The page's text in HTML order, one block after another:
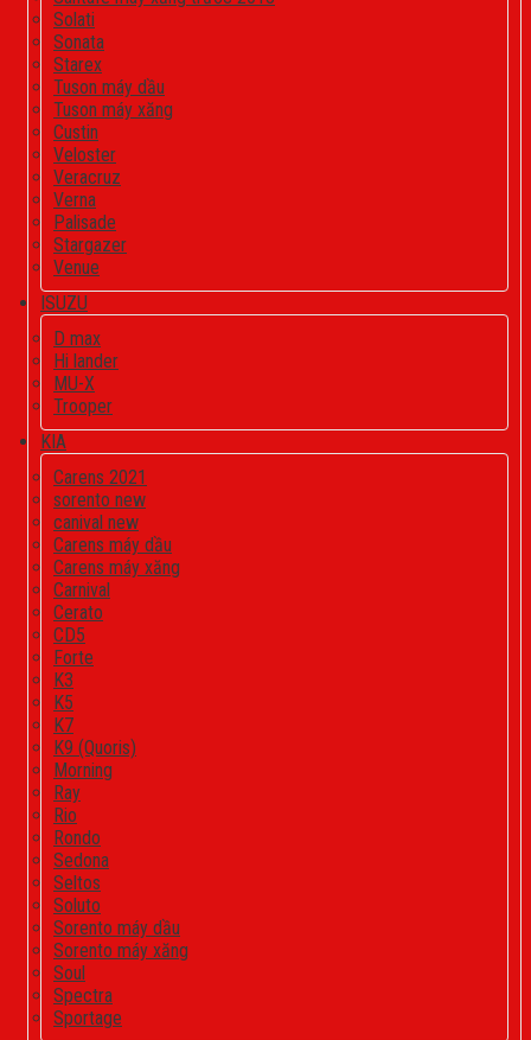
Solati
Sonata
Starex
Tuson máy dầu
Tuson máy xăng
Custin
Veloster
Veracruz
Verna
Palisade
Stargazer
Venue
ISUZU
D max
Hi lander
MU-X
Trooper
KIA
Carens 2021
sorento new
canival new
Carens máy dầu
Carens máy xăng
Carnival
Cerato
CD5
Forte
K3
K5
K7
K9 (Quoris)
Morning
Ray
Rio
Rondo
Sedona
Seltos
Soluto
Sorento máy dầu
Sorento máy xăng
Soul
Spectra
Sportage